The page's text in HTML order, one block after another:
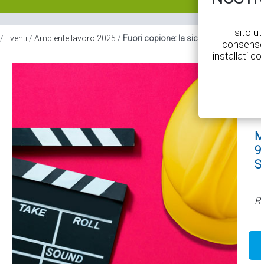
/ Eventi / Ambiente lavoro 2025 / Fuori copione: la sicurezza oltre la
Il sito
installati